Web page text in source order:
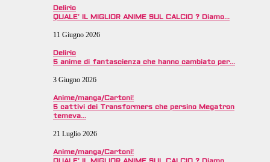
Delirio
QUALE’ IL MIGLIOR ANIME SUL CALCIO ? Diamo…
11 Giugno 2026
Delirio
5 anime di fantascienza che hanno cambiato per…
3 Giugno 2026
Anime/manga/Cartoni!
5 cattivi dei Transformers che persino Megatron
temeva…
21 Luglio 2026
Anime/manga/Cartoni!